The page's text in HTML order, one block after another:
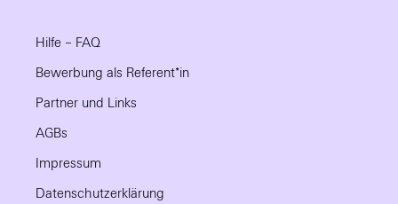
Hilfe – FAQ
Bewerbung als Referent*in
Partner und Links
AGBs
Impressum
Datenschutzerklärung